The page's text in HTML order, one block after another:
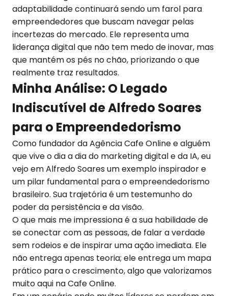
adaptabilidade continuará sendo um farol para
empreendedores que buscam navegar pelas
incertezas do mercado. Ele representa uma
liderança digital que não tem medo de inovar, mas
que mantém os pés no chão, priorizando o que
realmente traz resultados.
Minha Análise: O Legado
Indiscutível de Alfredo Soares
para o Empreendedorismo
Como fundador da Agência Cafe Online e alguém
que vive o dia a dia do marketing digital e da IA, eu
vejo em Alfredo Soares um exemplo inspirador e
um pilar fundamental para o empreendedorismo
brasileiro. Sua trajetória é um testemunho do
poder da persistência e da visão.
O que mais me impressiona é a sua habilidade de
se conectar com as pessoas, de falar a verdade
sem rodeios e de inspirar uma ação imediata. Ele
não entrega apenas teoria; ele entrega um mapa
prático para o crescimento, algo que valorizamos
muito aqui na Cafe Online.